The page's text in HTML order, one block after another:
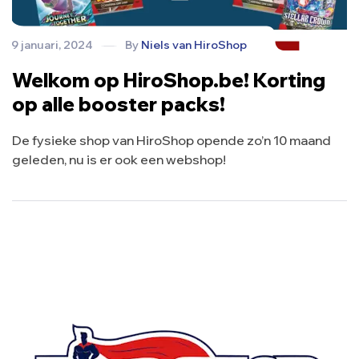
9 januari, 2024 By Niels van HiroShop
Welkom op HiroShop.be! Korting
op alle booster packs!
De fysieke shop van HiroShop opende zo’n 10 maand
geleden, nu is er ook een webshop!